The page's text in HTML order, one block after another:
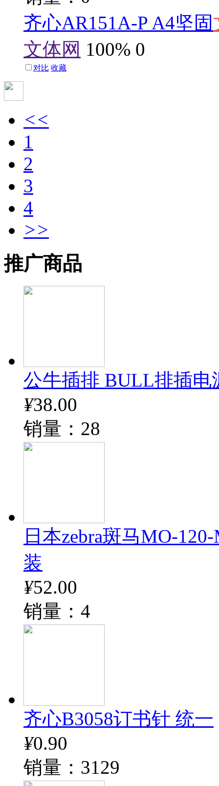
齐心AR151A-P A4坚固
文体网 100% 0
对比 收藏
<<
1
2
3
4
>>
推广商品
公牛插排 BULL排插电
¥38.00
销量：28
日本zebra斑马MO-
装
¥52.00
销量：4
齐心B3058订书针 统一
¥0.90
销量：3129